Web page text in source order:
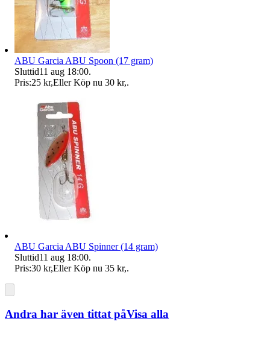
ABU Garcia ABU Spoon (17 gram)
Sluttid11 aug 18:00.
Pris:25 kr,Eller Köp nu 30 kr,.
ABU Garcia ABU Spinner (14 gram)
Sluttid11 aug 18:00.
Pris:30 kr,Eller Köp nu 35 kr,.
Andra har även tittat påVisa alla